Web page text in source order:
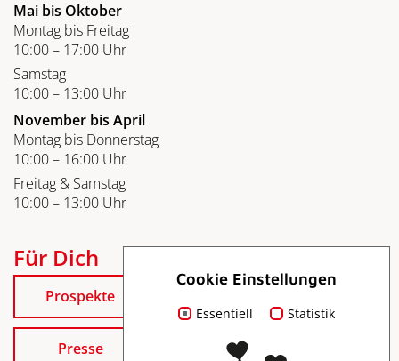
Mai bis Oktober
Montag bis Freitag
10:00 – 17:00 Uhr
Samstag
10:00 – 13:00 Uhr
November bis April
Montag bis Donnerstag
10:00 – 16:00 Uhr
Freitag & Samstag
10:00 – 13:00 Uhr
Für Dich
Prospekte
Presse
Cookie Einstellungen
Essentiell Statistik